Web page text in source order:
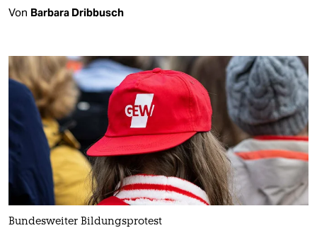
Von Barbara Dribbusch
Bundesweiter Bildungsprotest